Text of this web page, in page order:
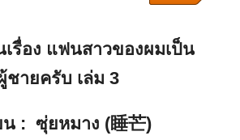
รื่อง แฟนสาวของผมเป็น
ชายครับ เล่ม 3
น : ซุ่ยหมาง (睡芒)